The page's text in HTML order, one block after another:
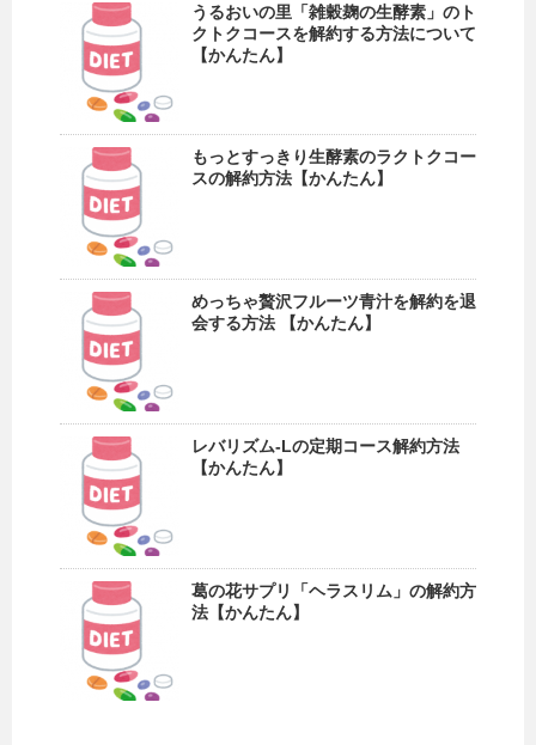
うるおいの里「雑穀麹の生酵素」のト
クトクコースを解約する方法について
【かんたん】
もっとすっきり生酵素のラクトクコー
スの解約方法【かんたん】
めっちゃ贅沢フルーツ青汁を解約を退
会する方法 【かんたん】
レバリズム-Lの定期コース解約方法
【かんたん】
葛の花サプリ「ヘラスリム」の解約方
法【かんたん】